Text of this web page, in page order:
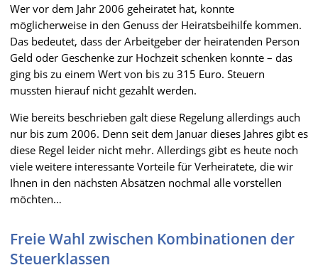
Wer vor dem Jahr 2006 geheiratet hat, konnte
möglicherweise in den Genuss der Heiratsbeihilfe kommen.
Das bedeutet, dass der Arbeitgeber der heiratenden Person
Geld oder Geschenke zur Hochzeit schenken konnte – das
ging bis zu einem Wert von bis zu 315 Euro. Steuern
mussten hierauf nicht gezahlt werden.
Wie bereits beschrieben galt diese Regelung allerdings auch
nur bis zum 2006. Denn seit dem Januar dieses Jahres gibt es
diese Regel leider nicht mehr. Allerdings gibt es heute noch
viele weitere interessante Vorteile für Verheiratete, die wir
Ihnen in den nächsten Absätzen nochmal alle vorstellen
möchten…
Freie Wahl zwischen Kombinationen der
Steuerklassen